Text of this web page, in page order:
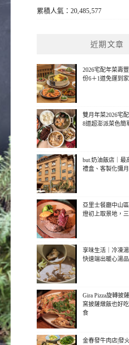
累積人氣：20,485,577
近期文章
2026宅配年菜壽
份6＋1道免運到家
雙月年菜2026宅
8道超澎派菜色簡
but.奶油飯店｜最
禮盒、客製化彌
亞里士餐廳中山
燈初上取景地，
享味生活｜冷凍
快速端出暖心湯品
Gira Pizza旋轉披
窯披薩燉飯也好
食
金春發牛肉店|發